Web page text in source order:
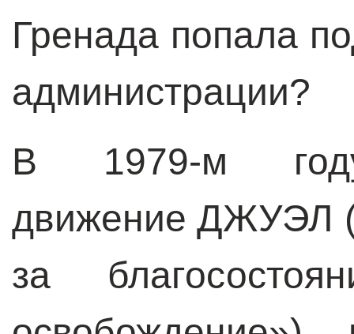
Гренада попала
администрации?
В 1979-м году
движение ДЖУЭЛ
за